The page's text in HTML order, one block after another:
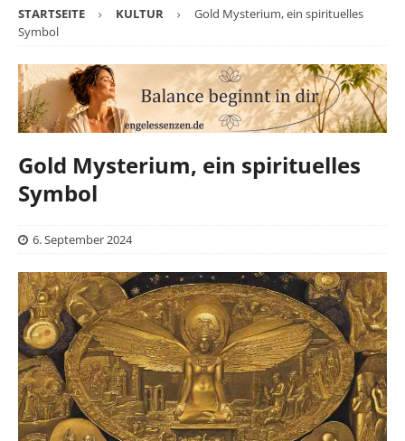
STARTSEITE KULTUR
Gold Mysterium, ein spirituelles
Symbol
Gold Mysterium, ein spirituelles
Symbol
6. September 2024